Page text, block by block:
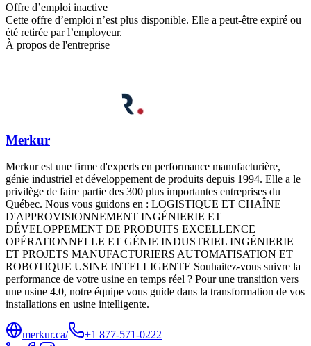
Offre d’emploi inactive
Cette offre d’emploi n’est plus disponible. Elle a peut-être expiré ou
été retirée par l’employeur.
À propos de l'entreprise
Merkur
Merkur est une firme d'experts en performance manufacturière,
génie industriel et développement de produits depuis 1994. Elle a le
privilège de faire partie des 300 plus importantes entreprises du
Québec. Nous vous guidons en : LOGISTIQUE ET CHAÎNE
D'APPROVISIONNEMENT INGÉNIERIE ET
DÉVELOPPEMENT DE PRODUITS EXCELLENCE
OPÉRATIONNELLE ET GÉNIE INDUSTRIEL INGÉNIERIE
ET PROJETS MANUFACTURIERS AUTOMATISATION ET
ROBOTIQUE USINE INTELLIGENTE Souhaitez-vous suivre la
performance de votre usine en temps réel ? Pour une transition vers
une usine 4.0, notre équipe vous guide dans la transformation de vos
installations en usine intelligente.
merkur.ca/ +1 877-571-0222